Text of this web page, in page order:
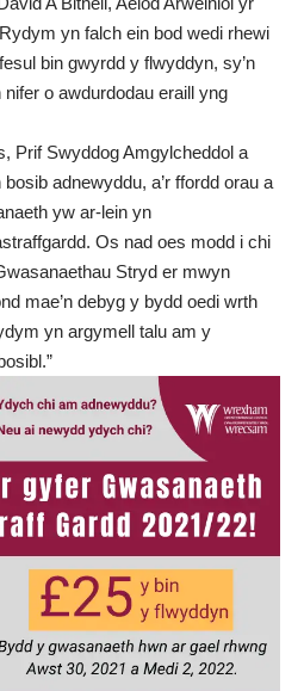
yn falch ein bod wedi rhewi
bin gwyrdd y flwyddyn, sy’n
nifer o awdurdodau eraill yng
Prif Swyddog Amgylcheddol a
adnewyddu, a’r ffordd orau a
yw ar-lein yn
. Os nad oes modd i chi
Stryd er mwyn
mae’n debyg y bydd oedi wrth
yn argymell talu am y